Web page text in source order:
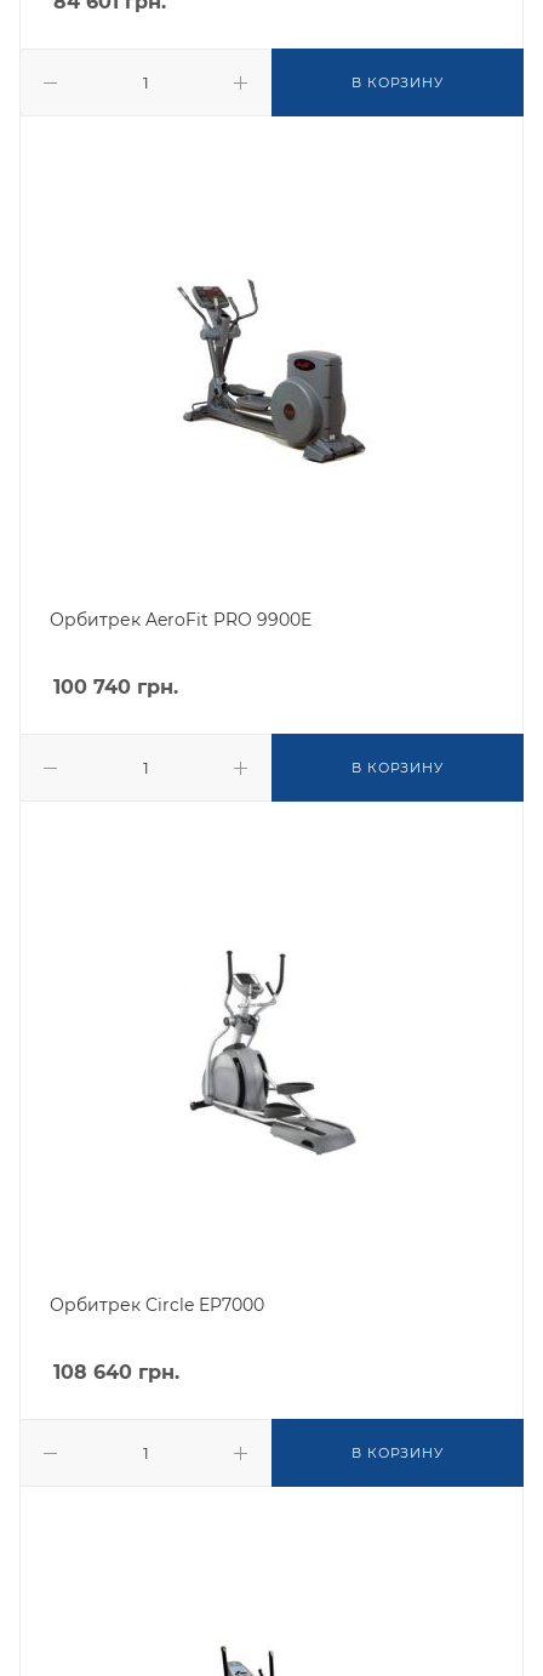
В КОРЗИНУ
Орбитрек AeroFit PRO 9900E
100 740 грн.
В КОРЗИНУ
Орбитрек Circle EP7000
108 640 грн.
В КОРЗИНУ